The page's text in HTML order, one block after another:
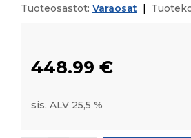
Tuoteosastot: Varaosat
448.99 €
sis. ALV 25,5 %